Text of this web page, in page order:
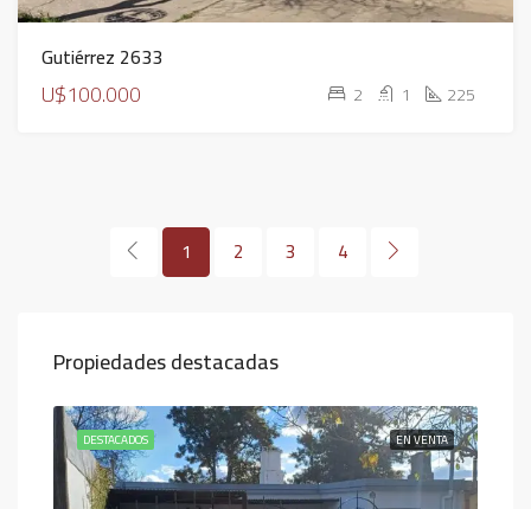
Gutiérrez 2633
U$100.000 2 1 225
1 2 3 4
Propiedades destacadas
EN VENTA
DESTACADOS